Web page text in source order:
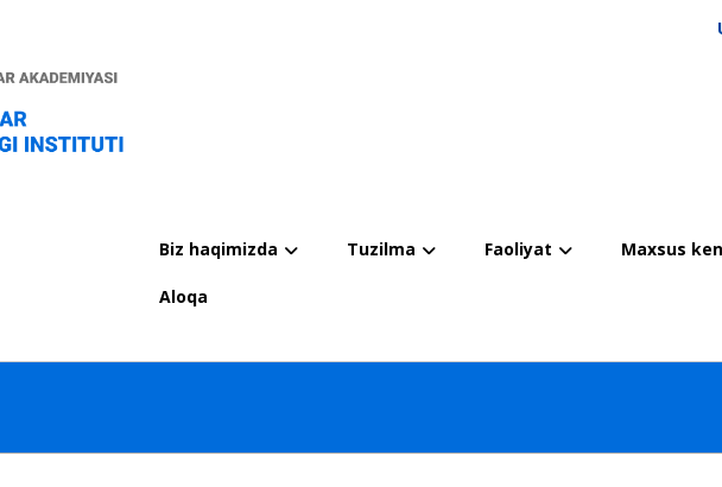
Biz haqimizda Tuzilma Faoliyat Maxsus
Aloqa